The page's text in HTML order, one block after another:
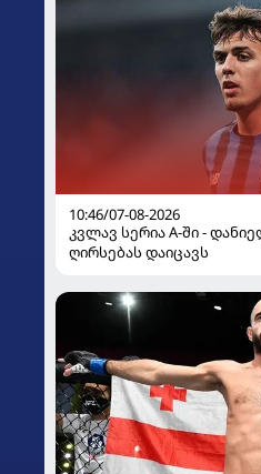
10:46/07-08-2026
კვლავ სერია A-ში -
ღირსებას დაიცავს